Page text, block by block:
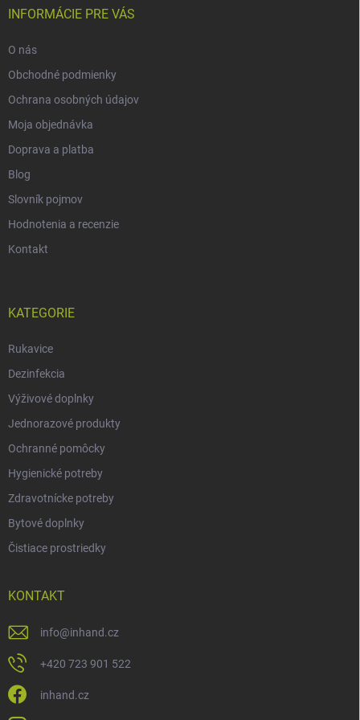
INFORMÁCIE PRE VÁS
O nás
Obchodné podmienky
Ochrana osobných údajov
Moja objednávka
Doprava a platba
Blog
Slovník pojmov
Hodnotenia a recenzie
Kontakt
KATEGORIE
Rukavice
Dezinfekcia
Výživové doplnky
Jednorazové produkty
Ochranné pomôcky
Hygienické potreby
Zdravotnícke potreby
Bytové doplnky
Čistiace prostriedky
KONTAKT
info@inhand.cz
+420 723 901 522
inhand.cz